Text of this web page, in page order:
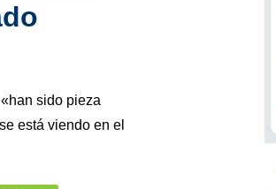
sido pieza
está viendo en el